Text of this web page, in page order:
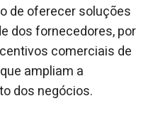
de oferecer soluções
dos fornecedores, por
comerciais de
ampliam a
dos negócios.